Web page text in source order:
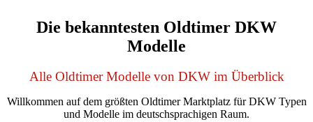
Die bekanntesten Oldtimer DKW
Modelle
Alle Oldtimer Modelle von DKW im Überblick
Willkommen auf dem größten Oldtimer Marktplatz für DKW Typen
und Modelle im deutschsprachigen Raum.